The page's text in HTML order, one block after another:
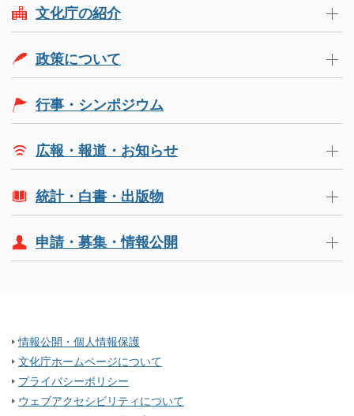
文化庁の紹介
政策について
行事・シンポジウム
広報・報道・お知らせ
統計・白書・出版物
申請・募集・情報公開
情報公開・個人情報保護
文化庁ホームページについて
プライバシーポリシー
ウェブアクセシビリティについて